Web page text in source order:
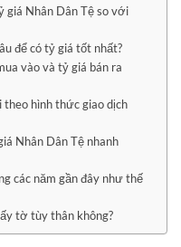
giá Nhân Dân Tệ so với
để có tỷ giá tốt nhất?
vào và tỷ giá bán ra
hình thức giao dịch
Nhân Dân Tệ nhanh
các năm gần đây như thế
tờ tùy thân không?